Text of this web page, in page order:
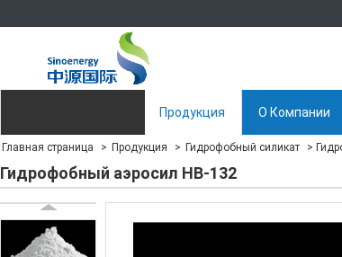
Продукция О Компании
Отправить запрос
Главная страница Продукция Гидрофобный силикат
Гидрофобный аэросил HB-132